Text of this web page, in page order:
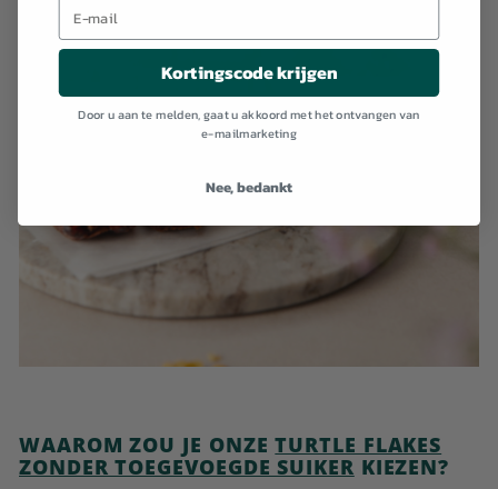
WAAROM ZOU JE ONZETURTLE FLAKES
ZONDER TOEGEVOEGDE SUIKER KIEZEN?
Kortingscode krijgen
Door u aan te melden, gaat u akkoord met het ontvangen van
e-mailmarketing
Nee, bedankt